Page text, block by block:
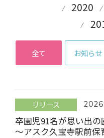
2020
全て お知らせ
リリース
卒園児91名が思い出の
～アスク久宝寺駅前